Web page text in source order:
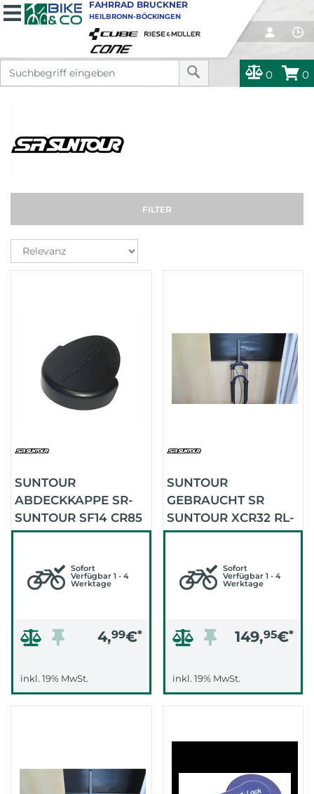
0 0
FAHRRAD BRUCKNER
HEILBRONN-BÖCKINGEN
FILTER
SUNTOUR
ABDECKKAPPE SR-
SUNTOUR SF14 CR85
E25 R & L (SCHWARZ)
Sofort
Verfügbar 1 - 4
Werktage
4,99€*
inkl. 19% MwSt.
SUNTOUR
GEBRAUCHT SR
SUNTOUR XCR32 RL-
R COIL 29 100MM LO
MATT)
Sofort
Verfügbar 1 - 4
Werktage
149,95€*
inkl. 19% MwSt.